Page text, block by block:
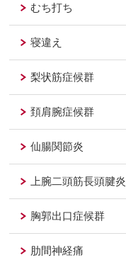
むち打ち
寝違え
梨状筋症候群
頚肩腕症候群
仙腸関節炎
上腕二頭筋長頭腱炎
胸郭出口症候群
肋間神経痛